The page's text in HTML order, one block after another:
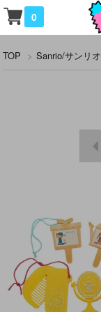
0
TOP > Sanrio/サンリオ